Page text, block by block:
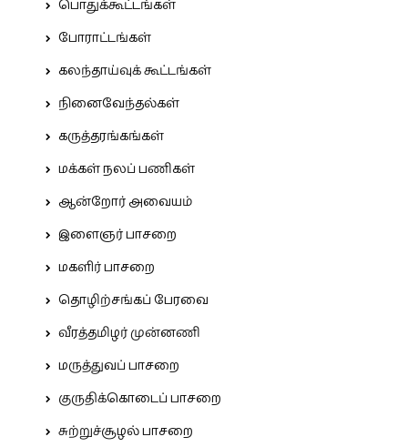
பொதுக்கூட்டங்கள்
போராட்டங்கள்
கலந்தாய்வுக் கூட்டங்கள்
நினைவேந்தல்கள்
கருத்தரங்கங்கள்
மக்கள் நலப் பணிகள்
ஆன்றோர் அவையம்
இளைஞர் பாசறை
மகளிர் பாசறை
தொழிற்சங்கப் பேரவை
வீரத்தமிழர் முன்னணி
மருத்துவப் பாசறை
குருதிக்கொடைப் பாசறை
சுற்றுச்சூழல் பாசறை